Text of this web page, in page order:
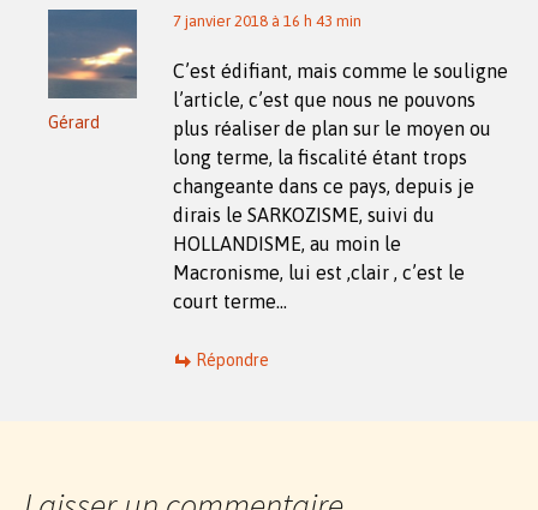
Gérard
7 janvier 2018 à 16 h 43 min
C’est édifiant, mais comme le souligne
l’article, c’est que nous ne pouvons
plus réaliser de plan sur le moyen ou
long terme, la fiscalité étant trops
changeante dans ce pays, depuis je
dirais le SARKOZISME, suivi du
HOLLANDISME, au moin le
Macronisme, lui est ,clair , c’est le
court terme…
Répondre